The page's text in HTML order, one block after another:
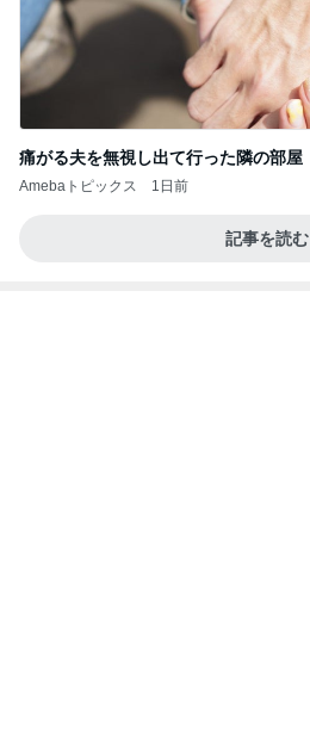
痛がる夫を無視し出て行った隣の部屋
Amebaトピックス 1日前
記事を読む